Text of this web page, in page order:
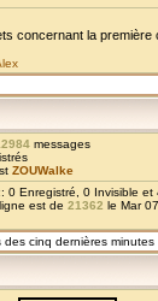
concernant la
messages
ZOUWalke
0 Enregistré, 0 Invisible
est de 21362 le Mar
cinq dernières minutes